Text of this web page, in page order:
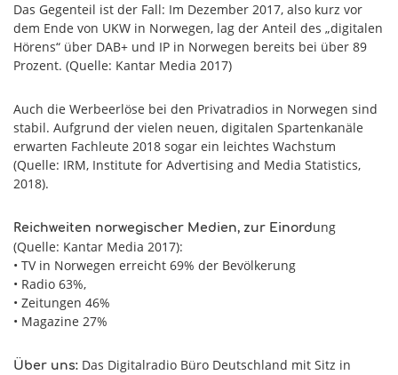
Das Gegenteil ist der Fall: Im Dezember 2017, also kurz vor
dem Ende von UKW in Norwegen, lag der Anteil des „digitalen
Hörens“ über DAB+ und IP in Norwegen bereits bei über 89
Prozent. (Quelle: Kantar Media 2017)
Auch die Werbeerlöse bei den Privatradios in Norwegen sind
stabil. Aufgrund der vielen neuen, digitalen Spartenkanäle
erwarten Fachleute 2018 sogar ein leichtes Wachstum
(Quelle: IRM, Institute for Advertising and Media Statistics,
2018).
Reichweiten norwegischer Medien, zur Einordung
(Quelle: Kantar Media 2017):
• TV in Norwegen erreicht 69% der Bevölkerung
• Radio 63%,
• Zeitungen 46%
• Magazine 27%
Über uns: Das Digitalradio Büro Deutschland mit Sitz in